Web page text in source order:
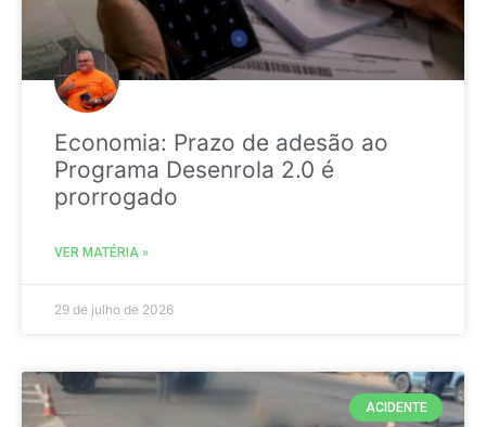
Economia: Prazo de adesão ao
Programa Desenrola 2.0 é
prorrogado
VER MATÉRIA »
29 de julho de 2026
ACIDENTE